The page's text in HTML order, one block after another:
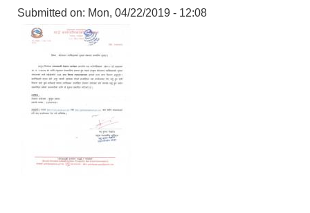
Submitted on: Mon, 04/22/2019 - 12:08